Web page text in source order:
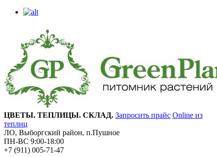
ЦВЕТЫ. ТЕПЛИЦЫ. СКЛАД. Запросить прайс Online из
теплиц
ЛО, Выборгский район, п.Пушное
ПН-ВС 9:00-18:00
+7 (911) 005-71-47